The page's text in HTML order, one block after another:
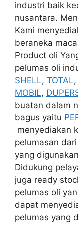
industri baik
nusantara.
Kami
beraneka
Product oli
pelumas oli
SHELL, TOTAL,
MOBIL,
buatan dalam
bagus yaitu
menyediakan
pelumasan
yang
Didukung
juga ready
pelumas oli
dapat
pelumas yang